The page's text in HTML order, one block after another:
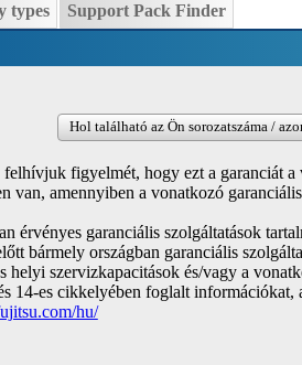
types Support Pack Finder
Hol található az Ön sorozatszáma /
felhívjuk figyelmét, hogy ezt a garanciát
amennyiben a vonatkozó
érvényes garanciális szolgáltatások
bármely országban garanciális
szervizkapacitások és/vagy a
14-es cikkelyében foglalt információkat,
hu/